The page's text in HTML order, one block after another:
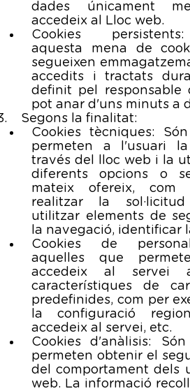
dades únicament
accedeix al Lloc web.
Cookies
aquesta mena de
segueixen
accedits i tractats
definit pel responsable
pot anar d'uns minuts a
Segons la finalitat:
Cookies tècniques:
permeten a l'usuari
través del lloc web i la
diferents opcions o
mateix ofereix, com
realitzar la sol·licitud
utilitzar elements de
la navegació, identificar
Cookies de
aquelles que
accedeix al servei
característiques de
predefinides, com per
la configuració
accedeix al servei, etc.
Cookies d'anàlisis:
permeten obtenir el
del comportament dels
web. La informació